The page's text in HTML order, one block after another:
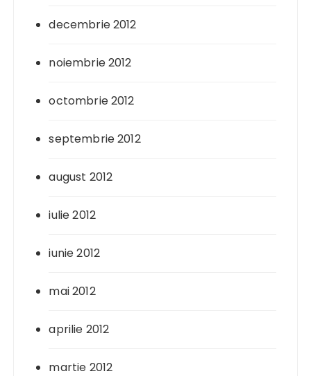
decembrie 2012
noiembrie 2012
octombrie 2012
septembrie 2012
august 2012
iulie 2012
iunie 2012
mai 2012
aprilie 2012
martie 2012